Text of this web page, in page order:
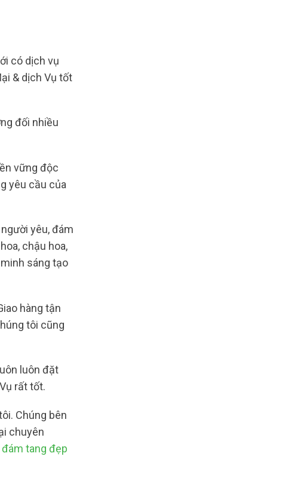
có dịch vụ
& dịch Vụ tốt
đối nhiều
vững độc
yêu cầu của
yêu, đám
chậu hoa,
sáng tạo
hàng tận
tôi cũng
luôn đặt
rất tốt.
Chúng bên
chuyên
tang đẹp